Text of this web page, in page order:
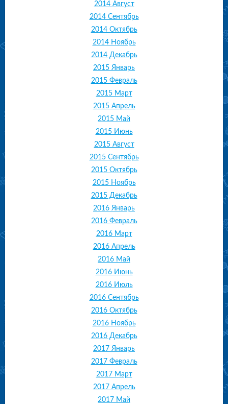
2014 Август
2014 Сентябрь
2014 Октябрь
2014 Ноябрь
2014 Декабрь
2015 Январь
2015 Февраль
2015 Март
2015 Апрель
2015 Май
2015 Июнь
2015 Август
2015 Сентябрь
2015 Октябрь
2015 Ноябрь
2015 Декабрь
2016 Январь
2016 Февраль
2016 Март
2016 Апрель
2016 Май
2016 Июнь
2016 Июль
2016 Сентябрь
2016 Октябрь
2016 Ноябрь
2016 Декабрь
2017 Январь
2017 Февраль
2017 Март
2017 Апрель
2017 Май